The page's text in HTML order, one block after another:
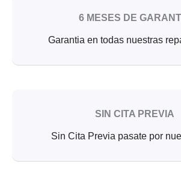
6 MESES DE
Garantia en todas nuestras
SIN CITA PREVIA
Sin Cita Previa pasate por